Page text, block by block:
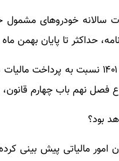
پایان بهمن ماه سال ۱۴۰۱ پرداخت
چنانچه اشخاص مشمول، تا پایان بهمن ماه
نهم باب چهارم قانون،
بود؟